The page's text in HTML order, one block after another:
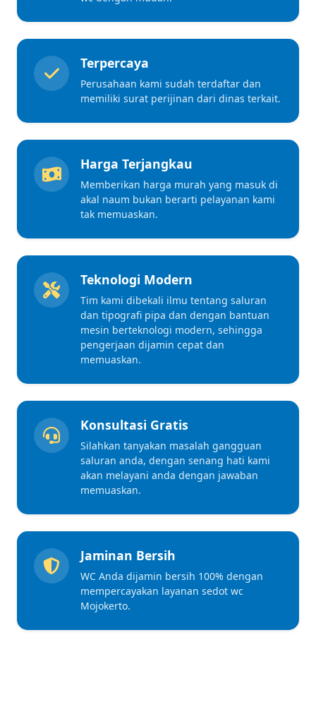
Terpercaya
Perusahaan kami sudah terdaftar dan
memiliki surat perijinan dari dinas terkait.
Harga Terjangkau
Memberikan harga murah yang masuk di
akal naum bukan berarti pelayanan kami
tak memuaskan.
Teknologi Modern
Tim kami dibekali ilmu tentang saluran
dan tipografi pipa dan dengan bantuan
mesin berteknologi modern, sehingga
pengerjaan dijamin cepat dan
memuaskan.
Konsultasi Gratis
Silahkan tanyakan masalah gangguan
saluran anda, dengan senang hati kami
akan melayani anda dengan jawaban
memuaskan.
Jaminan Bersih
WC Anda dijamin bersih 100% dengan
mempercayakan layanan sedot wc
Mojokerto.